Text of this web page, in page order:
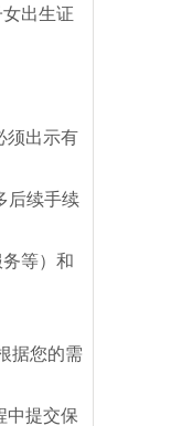
出生证
须出示有
后续手续
等）和
据您的需
中提交保